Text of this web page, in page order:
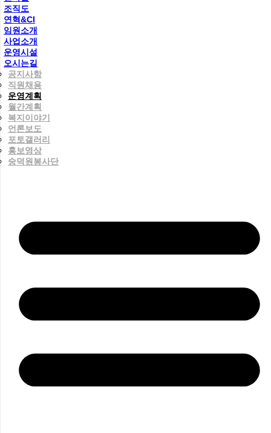
조직도
연혁&CI
임원소개
사업소개
운영시설
오시는길
공지사항
직원채용
운영계획
월간계획
복지이야기
언론보도
포토갤러리
홍보영상
숭덕원봉사단